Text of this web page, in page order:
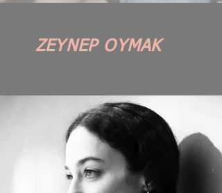
ZEYNEP OYMAK